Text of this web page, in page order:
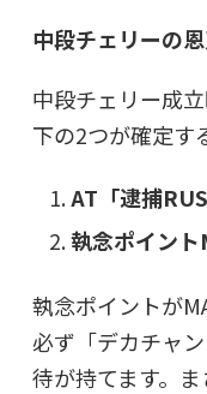
中段チェリーの
中段チェリー成
下の2つが確定す
AT「逮捕
執念ポイント
執念ポイントが
必ず「デカチャ
待が持てます。